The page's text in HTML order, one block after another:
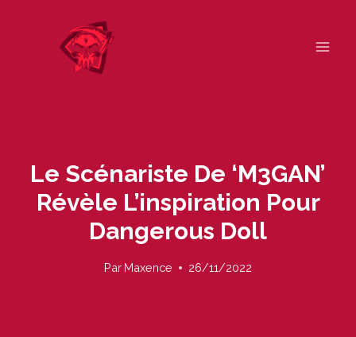
Le Scénariste De ‘M3GAN’
Révèle L’inspiration Pour
Dangerous Doll
Par Maxence 26/11/2022